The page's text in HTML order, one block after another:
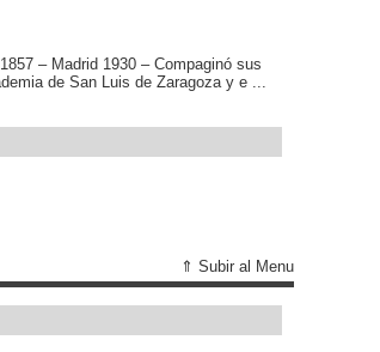
– Madrid 1930 – Compaginó sus
de San Luis de Zaragoza y e ...
⇑ Subir al Menu